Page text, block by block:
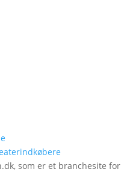
som er et branchesite for